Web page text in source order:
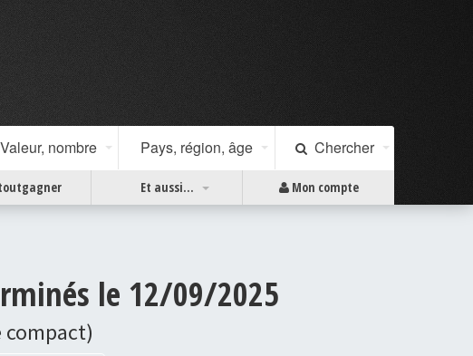
Valeur, nombre Pays, région, âge Chercher
Et aussi... Mon compte
le 12/09/2025
compact)